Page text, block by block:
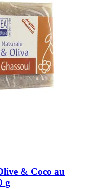
& Coco au
g